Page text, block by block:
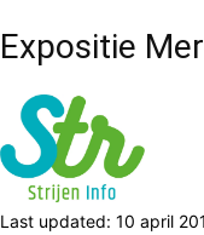
Expositie
Last updated: 10 april